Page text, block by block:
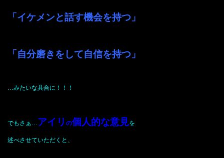
「イケメンと話す機会を持つ」
「自分磨きをして自信を持つ」
…みたいな具合に！！！
でもさぁ…アイリ の個人的な意見を
述べさせていただくと、